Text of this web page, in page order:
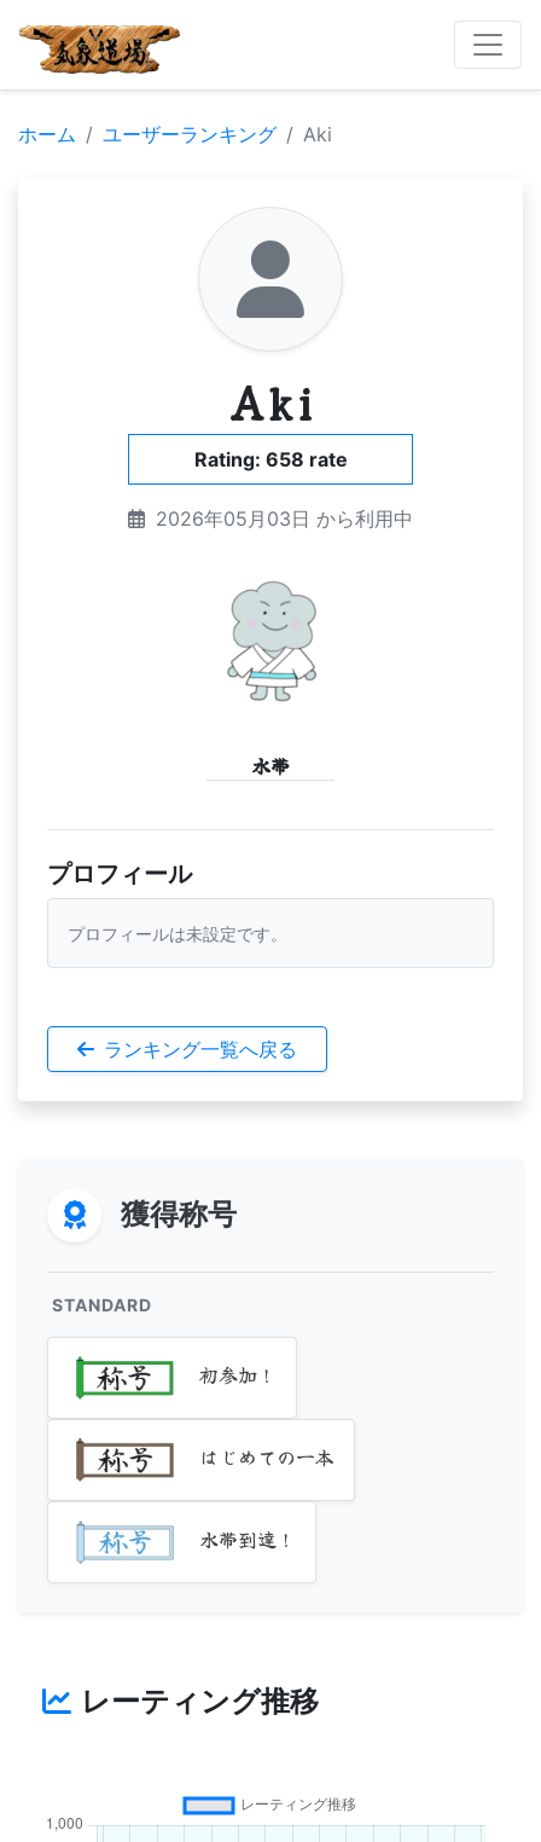
ホーム ユーザーランキング Aki
Aki
Rating: 658 rate
2026年05月03日 から利用中
水帯
プロフィール
プロフィールは未設定です。
ランキング一覧へ戻る
獲得称号
STANDARD
初参加！
はじめての一本
水帯到達！
レーティング推移